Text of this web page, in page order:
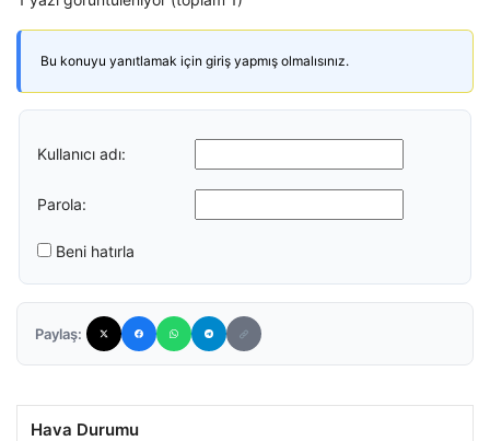
Bu konuyu yanıtlamak için giriş yapmış olmalısınız.
Kullanıcı adı:
Parola:
Beni hatırla
Paylaş:
Hava Durumu